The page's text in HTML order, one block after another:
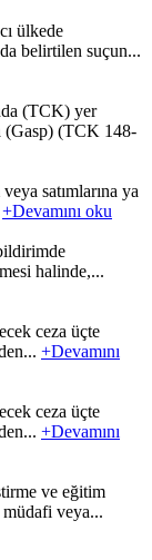
ülkede
belirtilen suçun...
(TCK) yer
(Gasp) (TCK 148-
satımlarına ya
+Devamını oku
halinde,...
ceza üçte
+Devamını
ceza üçte
+Devamını
ve eğitim
müdafi veya...